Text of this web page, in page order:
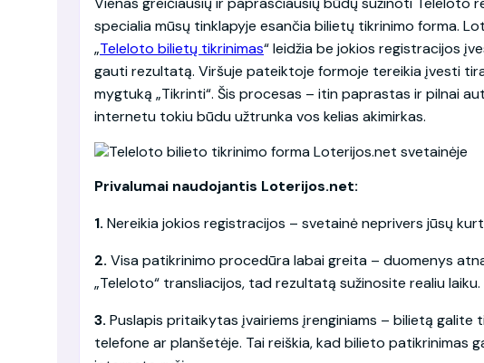
specialia mūsų tinklapyje esančia bilietų tikrinimo forma.
„Teleloto bilietų tikrinimas“ leidžia be jokios registracijos
gauti rezultatą. Viršuje pateiktoje formoje tereikia įvesti
mygtuką „Tikrinti“. Šis procesas – itin paprastas ir pilnai
internetu tokiu būdu užtrunka vos kelias akimirkas.
Privalumai naudojantis Loterijos.net:
1. Nereikia jokios registracijos – svetainė neprivers jūsų
2. Visa patikrinimo procedūra labai greita – duomenys
„Teleloto“ transliacijos, tad rezultatą sužinosite realiu laiku.
3. Puslapis pritaikytas įvairiems įrenginiams – bilietą galite
telefone ar planšetėje. Tai reiškia, kad bilieto patikrinimas